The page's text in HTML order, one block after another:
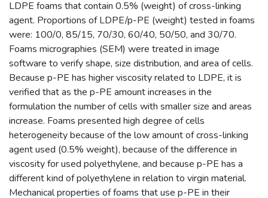
LDPE foams that contain 0.5% (weight) of cross-linking
agent. Proportions of LDPE/p-PE (weight) tested in foams
were: 100/0, 85/15, 70/30, 60/40, 50/50, and 30/70.
Foams micrographies (SEM) were treated in image
software to verify shape, size distribution, and area of cells.
Because p-PE has higher viscosity related to LDPE, it is
verified that as the p-PE amount increases in the
formulation the number of cells with smaller size and areas
increase. Foams presented high degree of cells
heterogeneity because of the low amount of cross-linking
agent used (0.5% weight), because of the difference in
viscosity for used polyethylene, and because p-PE has a
different kind of polyethylene in relation to virgin material.
Mechanical properties of foams that use p-PE in their